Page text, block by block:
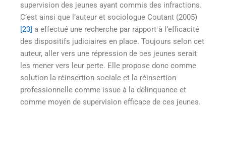
supervision des jeunes ayant commis des infractions.
C’est ainsi que l’auteur et sociologue Coutant (2005)
[23] a effectué une recherche par rapport à l’efficacité
des dispositifs judiciaires en place. Toujours selon cet
auteur, aller vers une répression de ces jeunes serait
les mener vers leur perte. Elle propose donc comme
solution la réinsertion sociale et la réinsertion
professionnelle comme issue à la délinquance et
comme moyen de supervision efficace de ces jeunes.